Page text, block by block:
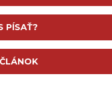
PÍSAŤ?